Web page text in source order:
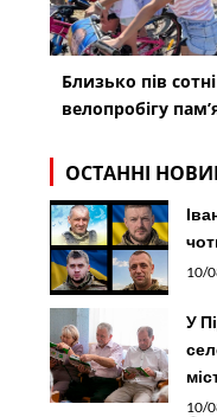
Близько пів
велопробігу
ОСТАННІ
10/
У
10/